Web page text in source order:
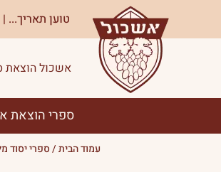
טוען תאריך... |
אשכול הוצאת
ספרי הוצאת
עמוד הבית/ספרי יסוד